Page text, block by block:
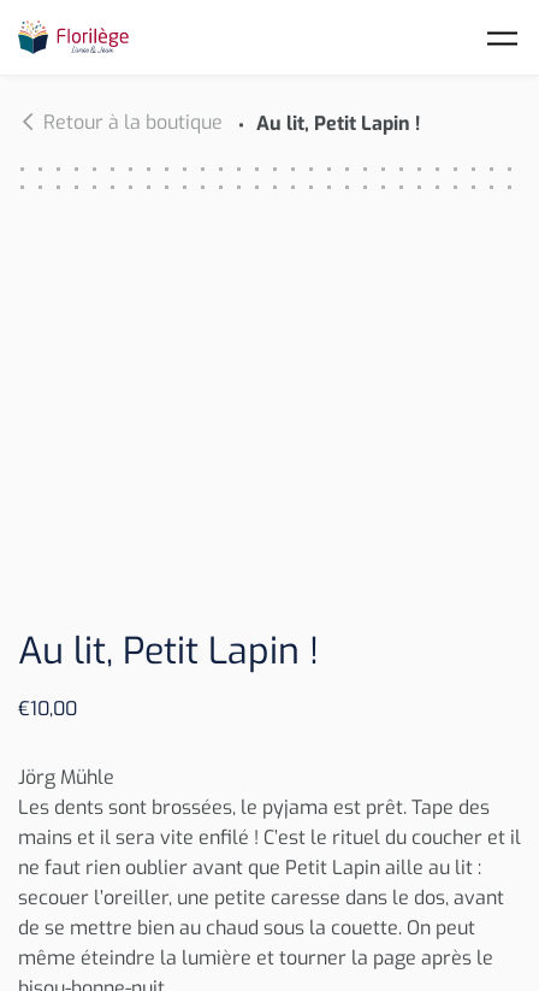
Retour à la boutique Au lit, Petit Lapin !
Au lit, Petit Lapin !
€10,00
Jörg Mühle
Les dents sont brossées, le pyjama est prêt. Tape des
mains et il sera vite enfilé ! C’est le rituel du coucher et il
ne faut rien oublier avant que Petit Lapin aille au lit :
secouer l’oreiller, une petite caresse dans le dos, avant
de se mettre bien au chaud sous la couette. On peut
même éteindre la lumière et tourner la page après le